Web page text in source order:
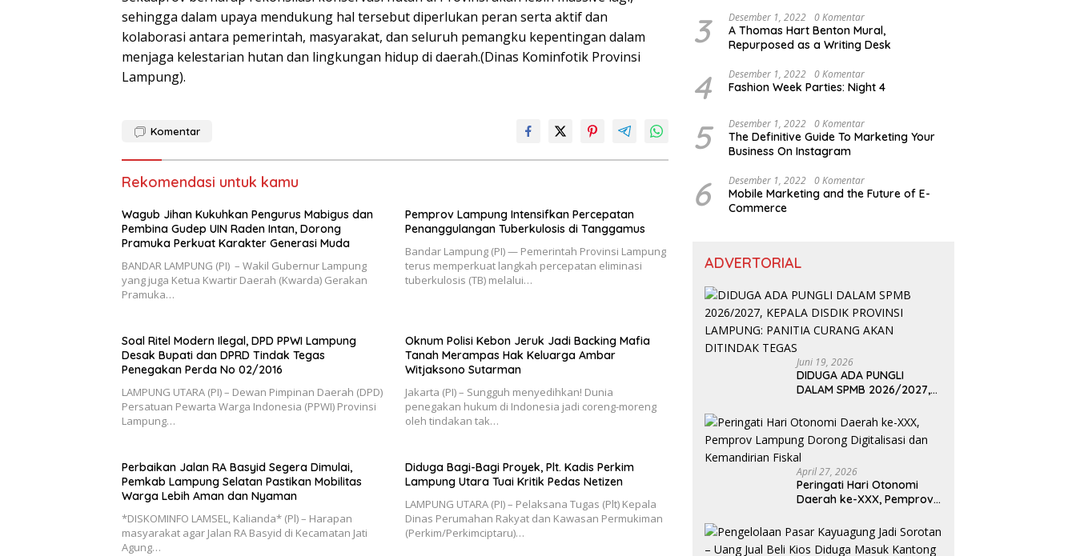
sehingga dalam upaya mendukung hal tersebut diperlukan peran serta aktif dan
kolaborasi antara pemerintah, masyarakat, dan seluruh pemangku kepentingan dalam
menjaga kelestarian hutan dan lingkungan hidup di daerah.(Dinas Kominfotik Provinsi
Lampung).
Komentar
Rekomendasi untuk kamu
Wagub Jihan Kukuhkan Pengurus Mabigus dan
Pembina Gudep UIN Raden Intan, Dorong
Pramuka Perkuat Karakter Generasi Muda
BANDAR LAMPUNG (PI) – Wakil Gubernur Lampung
yang juga Ketua Kwartir Daerah (Kwarda) Gerakan
Pramuka…
Pemprov Lampung Intensifkan Percepatan
Penanggulangan Tuberkulosis di Tanggamus
Bandar Lampung (PI) — Pemerintah Provinsi Lampung
terus memperkuat langkah percepatan eliminasi
tuberkulosis (TB) melalui…
Soal Ritel Modern Ilegal, DPD PPWI Lampung
Desak Bupati dan DPRD Tindak Tegas
Penegakan Perda No 02/2016
​LAMPUNG UTARA (PI) – Dewan Pimpinan Daerah (DPD)
Persatuan Pewarta Warga Indonesia (PPWI) Provinsi
Lampung…
Oknum Polisi Kebon Jeruk Jadi Backing Mafia
Tanah Merampas Hak Keluarga Ambar
Witjaksono Sutarman
Jakarta (PI) – Sungguh menyedihkan! Dunia
penegakan hukum di Indonesia jadi coreng-moreng
oleh tindakan tak…
Perbaikan Jalan RA Basyid Segera Dimulai,
Pemkab Lampung Selatan Pastikan Mobilitas
Warga Lebih Aman dan Nyaman
*DISKOMINFO LAMSEL, Kalianda* (Pl) – Harapan
masyarakat agar Jalan RA Basyid di Kecamatan Jati
Agung…
Diduga Bagi-Bagi Proyek, Plt. Kadis Perkim
Lampung Utara Tuai Kritik Pedas Netizen
LAMPUNG UTARA (PI) – Pelaksana Tugas (Plt) Kepala
Dinas Perumahan Rakyat dan Kawasan Permukiman
(Perkim/Perkimciptaru)…
3 Desember 1, 2022 0 Komentar
A Thomas Hart Benton Mural,
Repurposed as a Writing Desk
4 Desember 1, 2022 0 Komentar
Fashion Week Parties: Night 4
5 Desember 1, 2022 0 Komentar
The Definitive Guide To Marketing Your
Business On Instagram
6 Desember 1, 2022 0 Komentar
Mobile Marketing and the Future of E-
Commerce
ADVERTORIAL
Juni 19, 2026
DIDUGA ADA PUNGLI
DALAM SPMB 2026/2027,
LAMPUNG: PANITIA CURANG
AKAN DITINDAK TEGAS
April 27, 2026
Peringati Hari Otonomi
Daerah ke-XXX, Pemprov
Digitalisasi dan
Kemandirian Fiskal